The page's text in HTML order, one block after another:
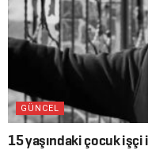
GÜNCEL
15 yaşındaki çocuk